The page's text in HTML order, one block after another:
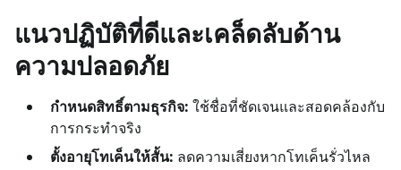
แนวปฏิบัติที่ดีและเคล็ดลับด้าน
ความปลอดภัย
กำหนดสิทธิ์ตามธุรกิจ: ใช้ชื่อที่ชัดเจนและสอดคล้องกับ
การกระทำจริง
ตั้งอายุโทเค็นให้สั้น: ลดความเสี่ยงหากโทเค็นรั่วไหล